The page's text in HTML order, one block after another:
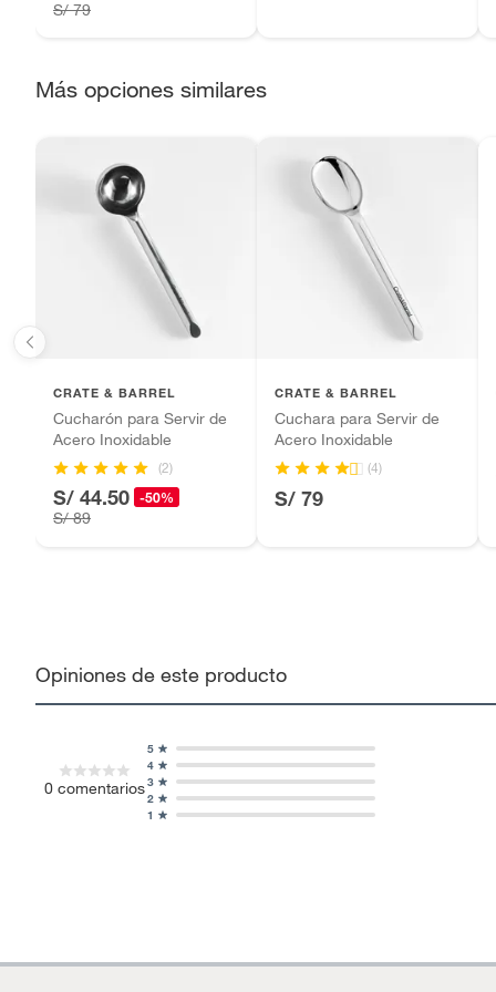
Alimentos, bebidas, fórmulas y leches para bebés.
Plantas.
Productos que hayan sido previamente instalados.
Baterías de auto.
Motocicletas y bicicletas motorizadas.
Licores y cigarros electrónicos.
S/ 79
Más opciones similares
CRATE & BARREL
Cucharón para Servir de
Acero Inoxidable
(2)
S/ 44.50 -50%
S/ 89
CRATE & BARREL
Cuchara para Servir de
Acero Inoxidable
(4)
S/ 79
Opiniones de este producto
0 comentarios
1
2
3
4
5